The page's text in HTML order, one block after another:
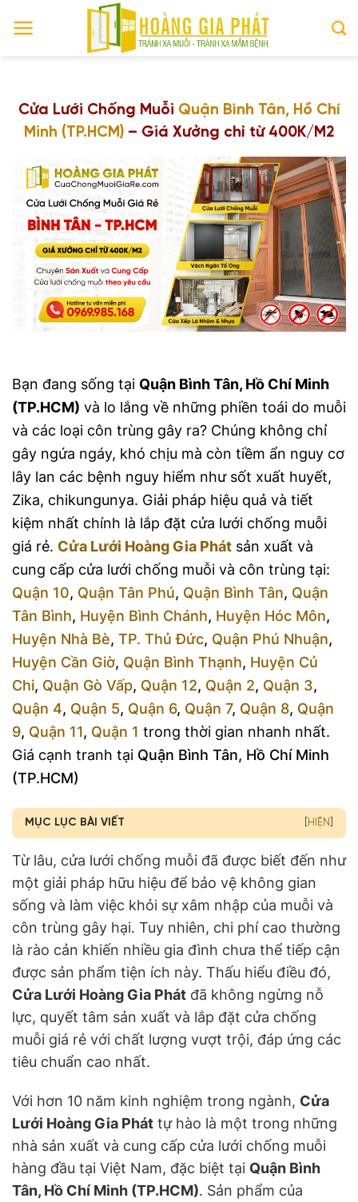
Cửa Lưới Chống Muỗi Quận Bình Tân, Hồ Chí
Minh (TP.HCM) – Giá Xưởng chỉ từ 400K/M2
Bạn đang sống tại Quận Bình Tân, Hồ Chí Minh
(TP.HCM) và lo lắng về những phiền toái do muỗi
và các loại côn trùng gây ra? Chúng không chỉ
gây ngứa ngáy, khó chịu mà còn tiềm ẩn nguy cơ
lây lan các bệnh nguy hiểm như sốt xuất huyết,
Zika, chikungunya. Giải pháp hiệu quả và tiết
kiệm nhất chính là lắp đặt cửa lưới chống muỗi
giá rẻ. Cửa Lưới Hoàng Gia Phát sản xuất và
cung cấp cửa lưới chống muỗi và côn trùng tại:
Quận 10, Quận Tân Phú, Quận Bình Tân, Quận
Tân Bình, Huyện Bình Chánh, Huyện Hóc Môn,
Huyện Nhà Bè, TP. Thủ Đức, Quận Phú Nhuận,
Huyện Cần Giờ, Quận Bình Thạnh, Huyện Củ
Chi, Quận Gò Vấp, Quận 12, Quận 2, Quận 3,
Quận 4, Quận 5, Quận 6, Quận 7, Quận 8, Quận
9, Quận 11, Quận 1 trong thời gian nhanh nhất.
Giá cạnh tranh tại Quận Bình Tân, Hồ Chí Minh
(TP.HCM)
MỤC LỤC BÀI VIẾT HIỆN
Từ lâu, cửa lưới chống muỗi đã được biết đến như
một giải pháp hữu hiệu để bảo vệ không gian
sống và làm việc khỏi sự xâm nhập của muỗi và
côn trùng gây hại. Tuy nhiên, chi phí cao thường
là rào cản khiến nhiều gia đình chưa thể tiếp cận
được sản phẩm tiện ích này. Thấu hiểu điều đó,
Cửa Lưới Hoàng Gia Phát đã không ngừng nỗ
lực, quyết tâm sản xuất và lắp đặt cửa chống
muỗi giá rẻ với chất lượng vượt trội, đáp ứng các
tiêu chuẩn cao nhất.
Với hơn 10 năm kinh nghiệm trong ngành, Cửa
Lưới Hoàng Gia Phát tự hào là một trong những
nhà sản xuất và cung cấp cửa lưới chống muỗi
hàng đầu tại Việt Nam, đặc biệt tại Quận Bình
Tân, Hồ Chí Minh (TP.HCM). Sản phẩm của